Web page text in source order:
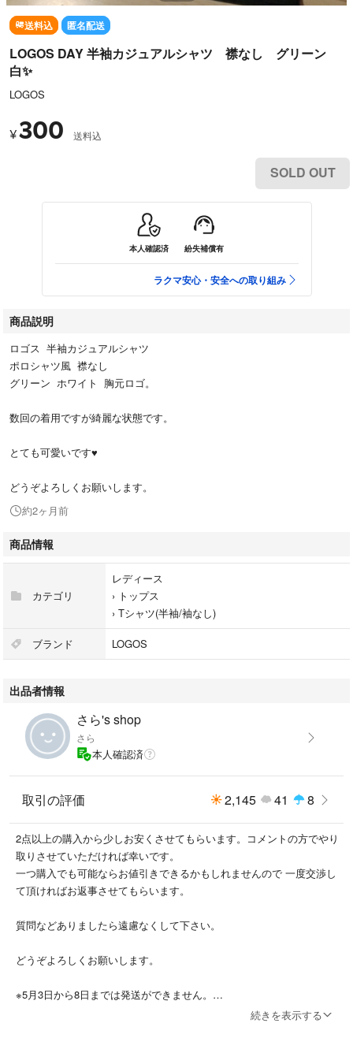
送料込 匿名配送
LOGOS DAY 半袖カジュアルシャツ 襟なし グリーン
白✨️
LOGOS
¥300 送料込
SOLD OUT
本人確認済 紛失補償有
ラクマ安心・安全への取り組み
商品説明
ロゴス 半袖カジュアルシャツ
ポロシャツ風 襟なし
グリーン ホワイト 胸元ロゴ。
数回の着用ですが綺麗な状態です。
とても可愛いです♥
どうぞよろしくお願いします。
約2ヶ月前
商品情報
カテゴリ
レディース
› トップス
› Tシャツ(半袖/袖なし)
ブランド LOGOS
出品者情報
さら's shop
さら
本人確認済
取引の評価 2,145 41 8
2点以上の購入から少しお安くさせてもらいます。コメントの方でやり
取りさせていただければ幸いです。
一つ購入でも可能ならお値引きできるかもしれませんので 一度交渉し
て頂ければお返事させてもらいます。
質問などありましたら遠慮なくして下さい。
どうぞよろしくお願いします。
※5月3日から8日までは発送ができません。
続きを表示する